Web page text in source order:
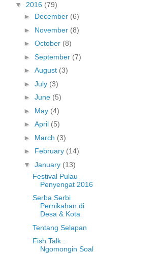
▼ 2016 (79)
► December (6)
► November (8)
► October (8)
► September (7)
► August (3)
► July (3)
► June (5)
► May (4)
► April (5)
► March (3)
► February (14)
▼ January (13)
Festival Pulau
Penyengat 2016
Serba Serbi
Pernikahan di
Desa & Kota
Tentang Selapan
Fish Talk :
Ngomongin Soal